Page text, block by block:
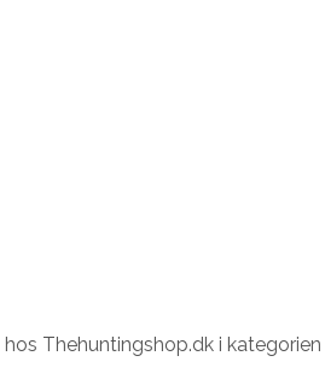
hos Thehuntingshop.dk i kategorien